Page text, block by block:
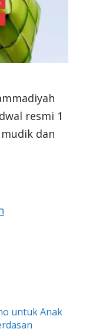
resmi 1
dan
untuk Anak